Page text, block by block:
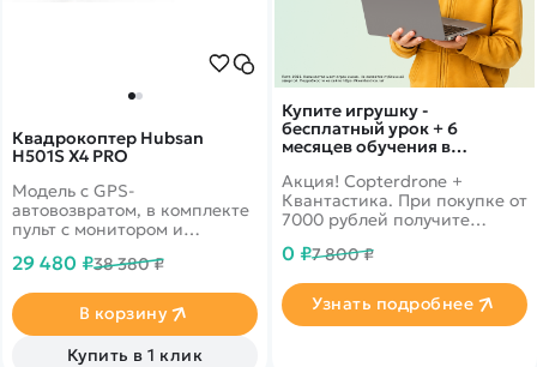
Купите игрушку -
бесплатный урок + 6
месяцев обучения в
Акция! Copterdrone +
Квантастика. При покупке от
7000 рублей получите
нашего партнера
0 ₽7 800 ₽
Узнать подробнее
Квадрокоптер Hubsan
H501S X4 PRO
Модель с GPS-
автовозвратом, в комплекте
пульт с монитором и
29 480 ₽38 380 ₽
В корзину
Купить в 1 клик